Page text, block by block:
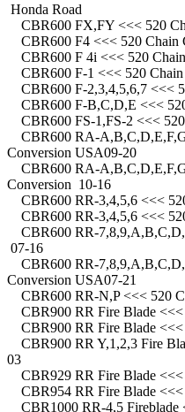
Honda Road
CBR600 FX,FY <<< 520
CBR600 F4 <<< 520 Chain
CBR600 F 4i <<< 520
CBR600 F-1 <<< 520 Chain
CBR600 F-2,3,4,5,6,7 <<<
CBR600 F-B,C,D,E <<<
CBR600 FS-1,FS-2 <<<
CBR600 RA-
Conversion USA09-20
CBR600 RA-
Conversion 10-16
CBR600 RR-3,4,5,6 <<<
CBR600 RR-3,4,5,6 <<<
CBR600 RR-
07-16
CBR600 RR-
Conversion USA07-21
CBR600 RR-N,P <<< 520
CBR900 RR Fire Blade
CBR900 RR Fire Blade <<<
CBR900 RR Y,1,2,3 Fire
03
CBR929 RR Fire Blade <<<
CBR954 RR Fire Blade <<<
CBR1000 RR-4,5 Fireblade